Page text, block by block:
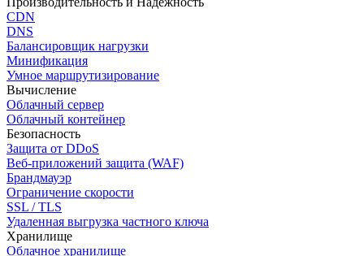
CDN
DNS
Балансировщик нагрузки
Минификация
Умное маршрутизирование
Вычисление
Облачный сервер
Облачный контейнер
Безопасность
Защита от DDoS
Веб-приложений защита (WAF)
Брандмауэр
Ограничение скорости
SSL / TLS
Удаленная выгрузка частного ключа
Хранилище
Облачное хранилище